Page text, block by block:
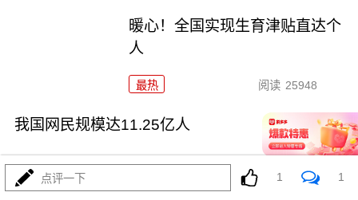
暖心！全国实现生育津贴直达个
人
最热 阅读 25948
我国网民规模达11.25亿人
点评一下 1 1